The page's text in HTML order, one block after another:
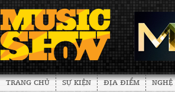
TRANG CHỦ SỰ KIỆN ĐỊA ĐIỂM NGHỆ